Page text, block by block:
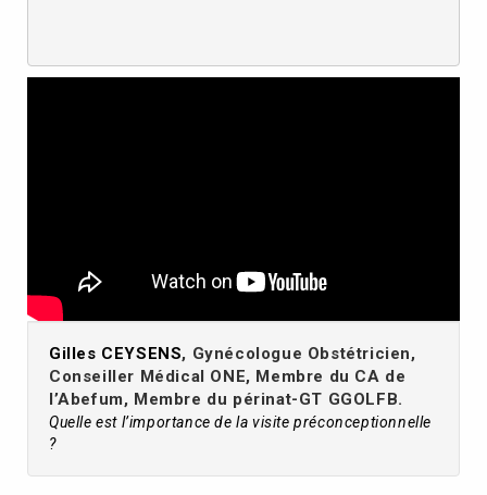
Gilles CEYSENS, Gynécologue Obstétricien,
Conseiller Médical ONE, Membre du CA de
l’Abefum, Membre du périnat-GT GGOLFB.
Quelle est l’importance de la visite préconceptionnelle
?